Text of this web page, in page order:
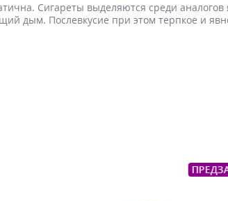
Сигареты выделяются среди
дым. Послевкусие при этом терпкое и